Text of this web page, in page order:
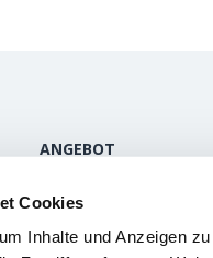
Cookies
Inhalte und Anzeigen
ANGEBOT
Funktionen
Produkte